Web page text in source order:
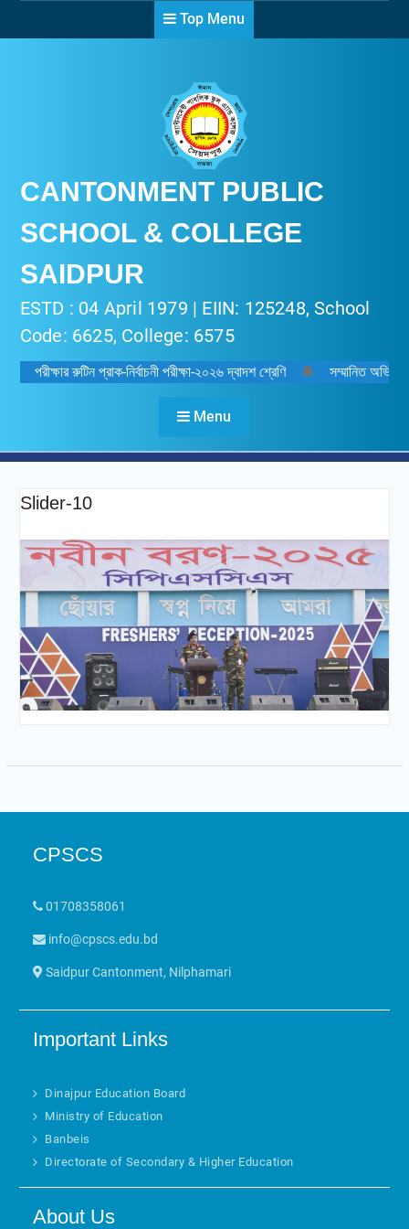
Top Menu
CANTONMENT PUBLIC
SCHOOL & COLLEGE
SAIDPUR
ESTD : 04 April 1979 | EIIN: 125248, School
Code: 6625, College: 6575
পরীক্ষার রুটিন প্রাক-নির্বাচনী পরীক্ষা-২০২৬ দ্বাদশ শ্রেণি 🔔 সম্মানিত
Menu
Slider-10
CPSCS
01708358061
info@cpscs.edu.bd
Saidpur Cantonment, Nilphamari
Important Links
Dinajpur Education Board
Ministry of Education
Banbeis
Directorate of Secondary & Higher Education
About Us